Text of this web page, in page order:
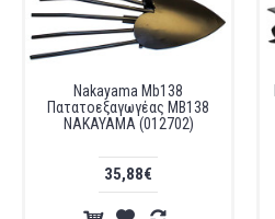
Nakayama Mb138
Πατατοεξαγωγέας MB138
NAKAYAMA (012702)
35,88€